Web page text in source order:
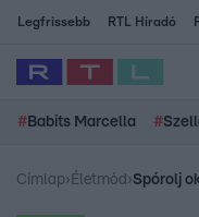
Legfrissebb RTL Híradó
# Babits Marcella #
Címlap› Életmód ›